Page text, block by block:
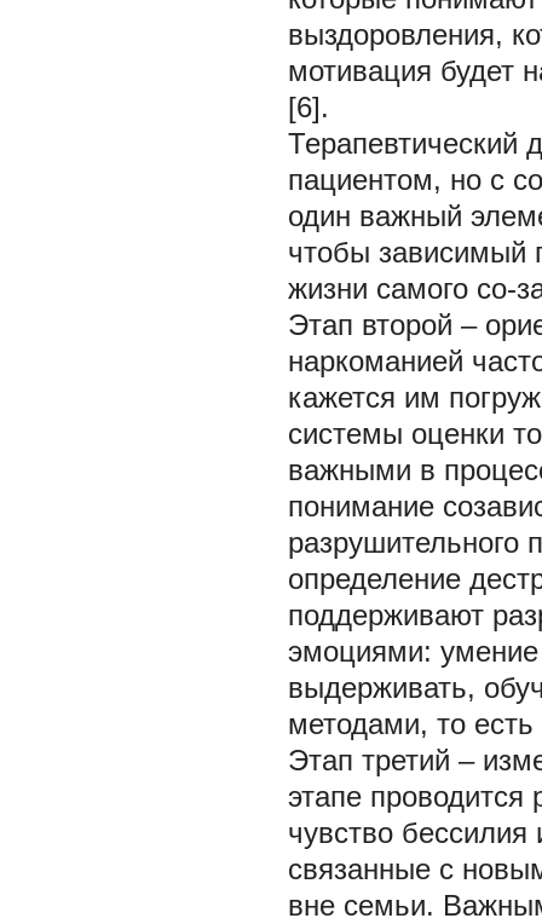
выздоровления,
мотивация будет
[6].
Терапевтический
пациентом, но с
один важный
чтобы зависимый
жизни самого со-
Этап второй –
наркоманией
кажется им
системы оценки
важными в
понимание
разрушительного
определение
поддерживают
эмоциями: умение
выдерживать,
методами, то
Этап третий –
этапе
чувство
связанные с
вне семьи.